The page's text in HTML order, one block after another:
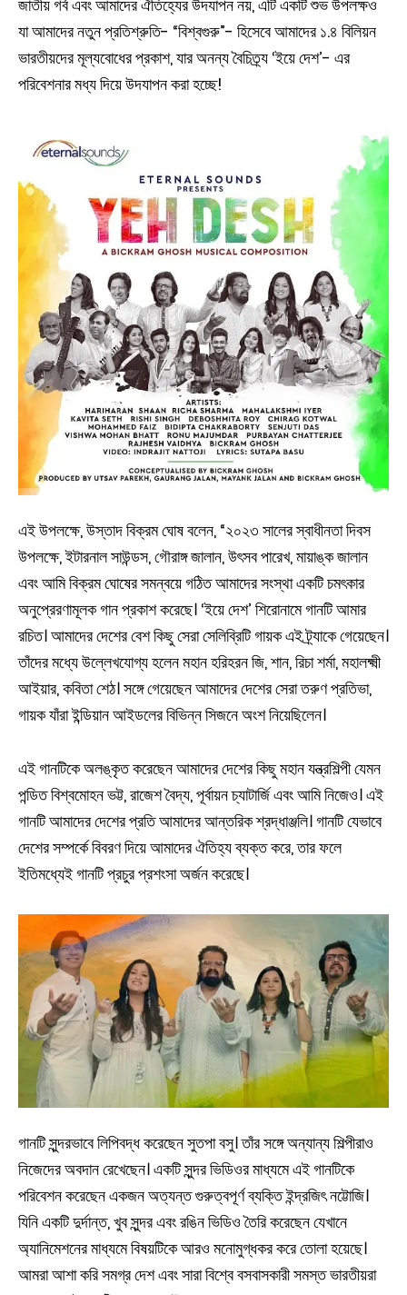
জাতীয় গর্ব এবং আমাদের ঐতিহ্যের উদযাপন নয়, এটি একটি শুভ উপলক্ষও
যা আমাদের নতুন প্রতিশ্রুতি- “বিশ্বগুরু”- হিসেবে আমাদের ১.৪ বিলিয়ন
ভারতীয়দের মূল্যবোধের প্রকাশ, যার অনন্য বৈচিত্র্য ‘ইয়ে দেশ’- এর
পরিবেশনার মধ্য দিয়ে উদযাপন করা হচ্ছে!
এই উপলক্ষে, উস্তাদ বিক্রম ঘোষ বলেন, “২০২৩ সালের স্বাধীনতা দিবস
উপলক্ষে, ইটারনাল সাউন্ডস, গৌরাঙ্গ জালান, উৎসব পারেখ, মায়াঙ্ক জালান
এবং আমি বিক্রম ঘোষের সমন্বয়ে গঠিত আমাদের সংস্থা একটি চমৎকার
অনুপ্রেরণামূলক গান প্রকাশ করেছে। ‘ইয়ে দেশ’ শিরোনামে গানটি আমার
রচিত। আমাদের দেশের বেশ কিছু সেরা সেলিব্রিটি গায়ক এই ট্র্যাকে গেয়েছেন।
তাঁদের মধ্যে উল্লেখযোগ্য হলেন মহান হরিহরন জি, শান, রিচা শর্মা, মহালক্ষ্মী
আইয়ার, কবিতা শেঠ। সঙ্গে গেয়েছেন আমাদের দেশের সেরা তরুণ প্রতিভা,
গায়ক যাঁরা ইন্ডিয়ান আইডলের বিভিন্ন সিজনে অংশ নিয়েছিলেন।
এই গানটিকে অলঙ্কৃত করেছেন আমাদের দেশের কিছু মহান যন্ত্রশিল্পী যেমন
পন্ডিত বিশ্বমোহন ভট্ট, রাজেশ বৈদ্য, পূর্বায়ন চ্যাটার্জি এবং আমি নিজেও। এই
গানটি আমাদের দেশের প্রতি আমাদের আন্তরিক শ্রদ্ধাঞ্জলি। গানটি যেভাবে
দেশের সম্পর্কে বিবরণ দিয়ে আমাদের ঐতিহ্য ব্যক্ত করে, তার ফলে
ইতিমধ্যেই গানটি প্রচুর প্রশংসা অর্জন করেছে।
গানটি সুন্দরভাবে লিপিবদ্ধ করেছেন সুতপা বসু। তাঁর সঙ্গে অন্যান্য শিল্পীরাও
নিজেদের অবদান রেখেছেন। একটি সুন্দর ভিডিওর মাধ্যমে এই গানটিকে
পরিবেশন করেছেন একজন অত্যন্ত গুরুত্বপূর্ণ ব্যক্তি ইন্দ্রজিৎ নট্টোজি।
যিনি একটি দুর্দান্ত, খুব সুন্দর এবং রঙিন ভিডিও তৈরি করেছেন যেখানে
অ্যানিমেশনের মাধ্যমে বিষয়টিকে আরও মনোমুগ্ধকর করে তোলা হয়েছে।
আমরা আশা করি সমগ্র দেশ এবং সারা বিশ্বে বসবাসকারী সমস্ত ভারতীয়রা